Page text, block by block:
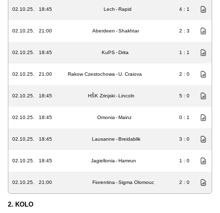
02.10.25. 18:45 Lech -Rapid 4 : 1
02.10.25. 21:00 Aberdeen -Shakhtar 2 : 3
02.10.25. 18:45 KuPS-Drita 1 : 1
02.10.25. 21:00 Rakow Czestochowa -U. Craiova 2 : 0
02.10.25. 18:45 HŠK Zrinjski-Lincoln 5 : 0
02.10.25. 18:45 Omonia -Mainz 0 : 1
02.10.25. 18:45 Lausanne -Breidablik 3 : 0
02.10.25. 18:45 Jagiellonia -Hamrun 1 : 0
02.10.25. 21:00 Fiorentina -Sigma Olomouc 2 : 0
2. KOLO